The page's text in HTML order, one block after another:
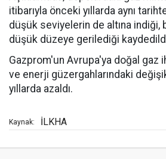
itibarıyla önceki yıllarda aynı
düşük seviyelerin de altına indiği,
düşük düzeye gerilediği
Gazprom'un Avrupa'ya doğal gaz
ve enerji güzergahlarındaki
yıllarda azaldı.
Kaynak: İLKHA